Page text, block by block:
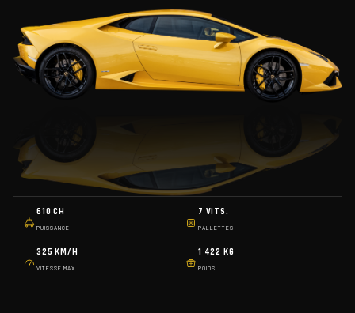
610 CH
PUISSANCE
7 VITS.
PALLETTES
325 KM/H
VITESSE MAX
1 422 KG
POIDS